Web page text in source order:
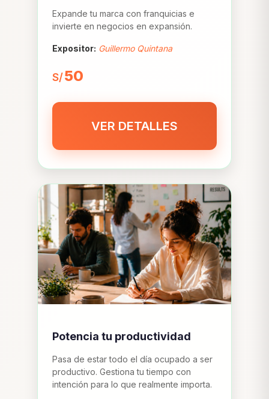
Expande tu marca con franquicias e
invierte en negocios en expansión.
Expositor: Guillermo Quintana
S/50
VER DETALLES
Potencia tu productividad
Pasa de estar todo el día ocupado a ser
productivo. Gestiona tu tiempo con
intención para lo que realmente importa.